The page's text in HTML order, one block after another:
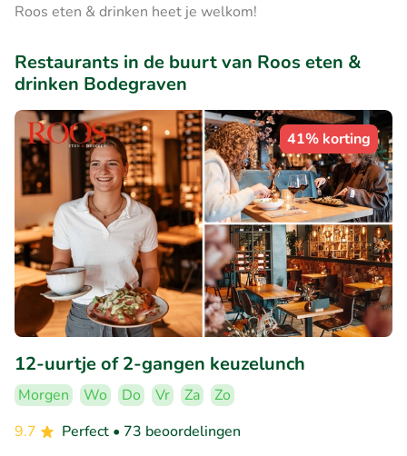
Roos eten & drinken heet je welkom!
Restaurants in de buurt van Roos eten &
drinken Bodegraven
41% korting
12-uurtje of 2-gangen keuzelunch
Morgen Wo Do Vr Za
Zo
9.7
Perfect • 73 beoordelingen